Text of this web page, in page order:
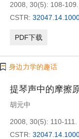
2008, 30(5): 108-109.
CSTR:
PDF下载
身边力学的趣话
提琴声中的摩擦
胡元中
2008, 30(5): 110-111.
CSTR: